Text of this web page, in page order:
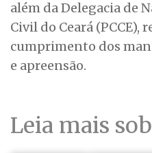
além da Delegacia de
Civil do Ceará (PCCE),
cumprimento dos
e apreensão.
Leia mais